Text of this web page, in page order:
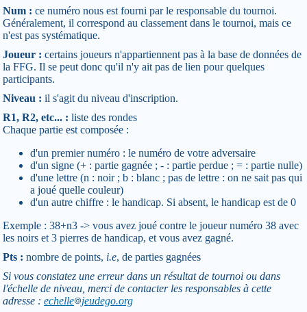
Num : ce numéro nous est fourni par le responsable du tournoi.
Généralement, il correspond au classement dans le tournoi, mais ce
n'est pas systématique.
Joueur : certains joueurs n'appartiennent pas à la base de données de
la FFG. Il se peut donc qu'il n'y ait pas de lien pour quelques
participants.
Niveau : il s'agit du niveau d'inscription.
R1, R2, etc... : liste des rondes
Chaque partie est composée :
d'un premier numéro : le numéro de votre adversaire
d'un signe (+ : partie gagnée ; - : partie perdue ; = : partie nulle)
d'une lettre (n : noir ; b : blanc ; pas de lettre : on ne sait pas qui
a joué quelle couleur)
d'un autre chiffre : le handicap. Si absent, le handicap est de 0
Exemple : 38+n3 -> vous avez joué contre le joueur numéro 38 avec
les noirs et 3 pierres de handicap, et vous avez gagné.
Pts : nombre de points, i.e, de parties gagnées
Si vous constatez une erreur dans un résultat de tournoi ou dans
l'échelle de niveau, merci de contacter les responsables à cette
adresse : echelle jeudego.org